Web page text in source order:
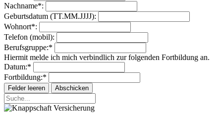
Nachname*:
Geburtsdatum (TT.MM.JJJJ):
Wohnort*:
Telefon (mobil):
Berufsgruppe:*
Hiermit melde ich mich verbindlich zur folgenden Fortbildung an.
Datum:*
Fortbildung:*